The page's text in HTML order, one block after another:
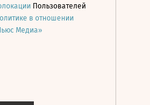
Пользователей
в отношении
Медиа»